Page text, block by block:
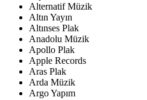
Alternatif Müzik
Altın Yayın
Altınses Plak
Anadolu Müzik
Apollo Plak
Apple Records
Aras Plak
Arda Müzik
Argo Yapım